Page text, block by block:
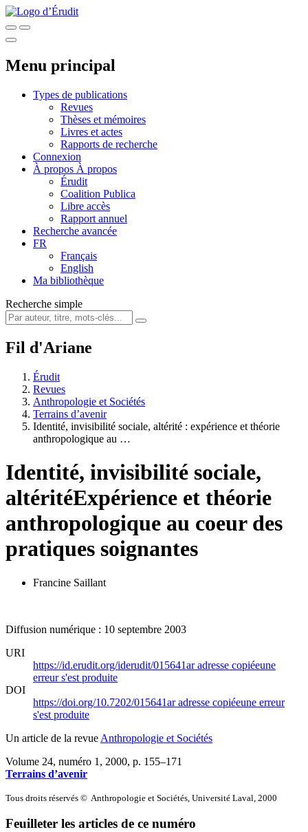
Menu principal
Types de publications
Revues
Thèses et mémoires
Livres et actes
Rapports de recherche
Connexion
À propos À propos
Érudit
Coalition Publica
Libre accès
Rapport annuel
Recherche avancée
FR
Français
English
Ma bibliothèque
Recherche simple
Fil d'Ariane
Érudit
Revues
Anthropologie et Sociétés
Terrains d’avenir
Identité, invisibilité sociale, altérité : expérience et théorie
anthropologique au …
Identité, invisibilité sociale,
altéritéExpérience et théorie
anthropologique au coeur des
pratiques soignantes
Francine Saillant
Diffusion numérique : 10 septembre 2003
URI
https://id.erudit.org/iderudit/015641aradresse copiéeune
erreur s'est produite
DOI
https://doi.org/10.7202/015641aradresse copiéeune erreur
s'est produite
Un article de la revue Anthropologie et Sociétés
Volume 24, numéro 1, 2000, p. 155–171
Terrains d’avenir
Tous droits réservés © Anthropologie et Sociétés, Université Laval, 2000
Feuilleter les articles de ce numéro